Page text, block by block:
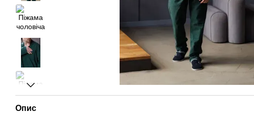
Опис